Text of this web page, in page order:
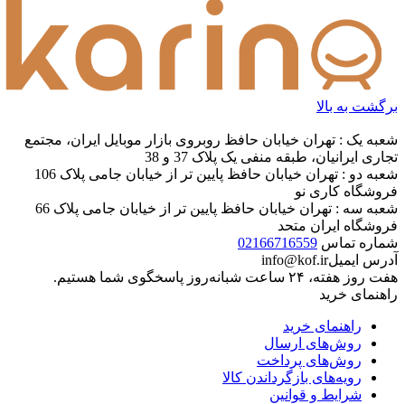
برگشت به بالا
شعبه یک : تهران خیابان حافظ روبروی بازار موبایل ایران، مجتمع
تجاری ایرانیان، طبقه منفی یک پلاک 37 و 38
شعبه دو : تهران خیابان حافظ پایین تر از خیابان جامی پلاک 106
فروشگاه کاری نو
شعبه سه : تهران خیابان حافظ پایین تر از خیابان جامی پلاک 66
فروشگاه ایران متحد
شماره تماس 02166716559
آدرس ایمیلinfo@kof.ir
هفت روز هفته، ۲۴ ساعت شبانه‌روز پاسخگوی شما هستیم.
راهنمای خرید
راهنمای خرید
روش‌های ارسال
روش‌های پرداخت
رویه‌های بازگرداندن کالا
شرایط و قوانین